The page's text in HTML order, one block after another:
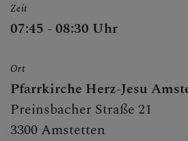
Zeit
07:45 - 08:30 Uhr
Ort
Pfarrkirche Herz-Jesu
Preinsbacher Straße 21
3300 Amstetten